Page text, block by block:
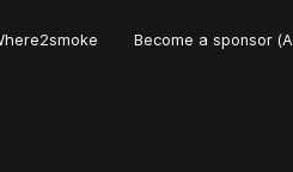
Become a sponsor